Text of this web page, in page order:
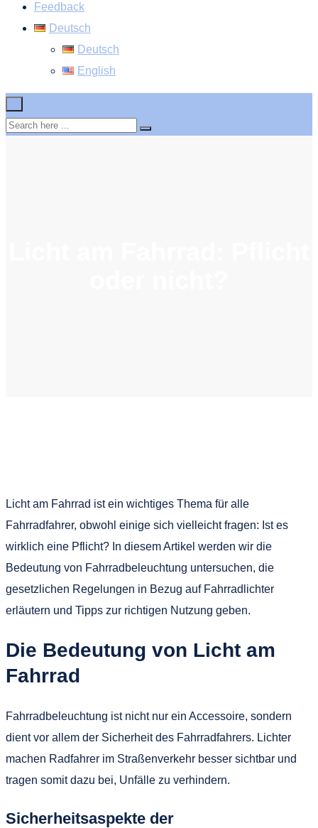
Feedback
Deutsch
Deutsch
English
Licht am Fahrrad ist ein wichtiges Thema für alle
Fahrradfahrer, obwohl einige sich vielleicht fragen: Ist es
wirklich eine Pflicht? In diesem Artikel werden wir die
Bedeutung von Fahrradbeleuchtung untersuchen, die
gesetzlichen Regelungen in Bezug auf Fahrradlichter
erläutern und Tipps zur richtigen Nutzung geben.
Die Bedeutung von Licht am
Fahrrad
Fahrradbeleuchtung ist nicht nur ein Accessoire, sondern
dient vor allem der Sicherheit des Fahrradfahrers. Lichter
machen Radfahrer im Straßenverkehr besser sichtbar und
tragen somit dazu bei, Unfälle zu verhindern.
Sicherheitsaspekte der